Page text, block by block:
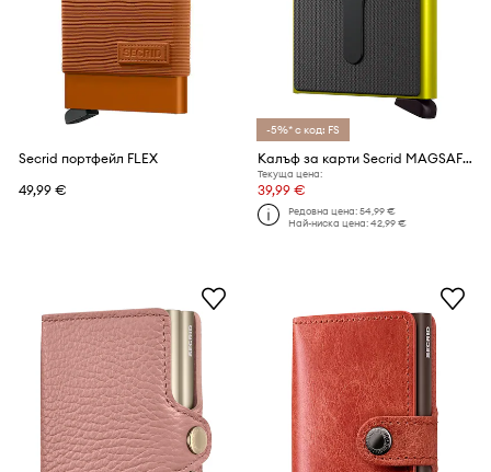
Secrid портфейл FLEX
49,99 €
-5%* с код: FS
Калъф за карти Secrid MAGSAFE
Текуща цена:
39,99 €
Редовна цена:54,99 €
Най-ниска цена:42,99 €